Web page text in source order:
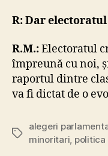
R: Dar
R.M.:Electoratul
împreună cu noi,
raportul dintre
va fi dictat de o
Tags
alegeri
minoritari, politica